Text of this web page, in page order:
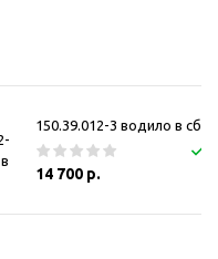
150.39.012-3 водило в
14 700 р.